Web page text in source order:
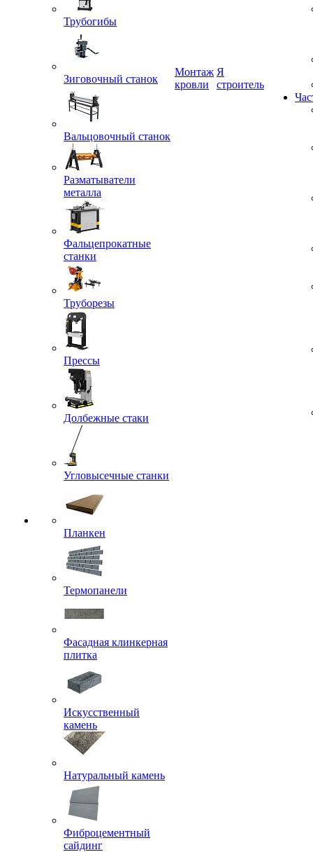
Трубогибы
Зиговочный станок
Вальцовочный станок
Разматыватели
металла
Фальцепрокатные
станки
Труборезы
Прессы
Долбежные стаки
Угловысечные станки
Планкен
Термопанели
Фасадная клинкерная
плитка
Искусственный
камень
Натуральный камень
Фиброцементный
сайдинг
Монтаж
кровли
Я
строитель